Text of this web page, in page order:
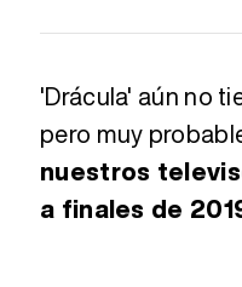
'Drácula' aún no
pero muy
nuestros
a finales de